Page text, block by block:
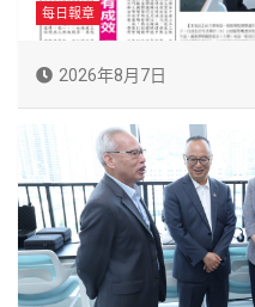
每日報章
2026年8月7日